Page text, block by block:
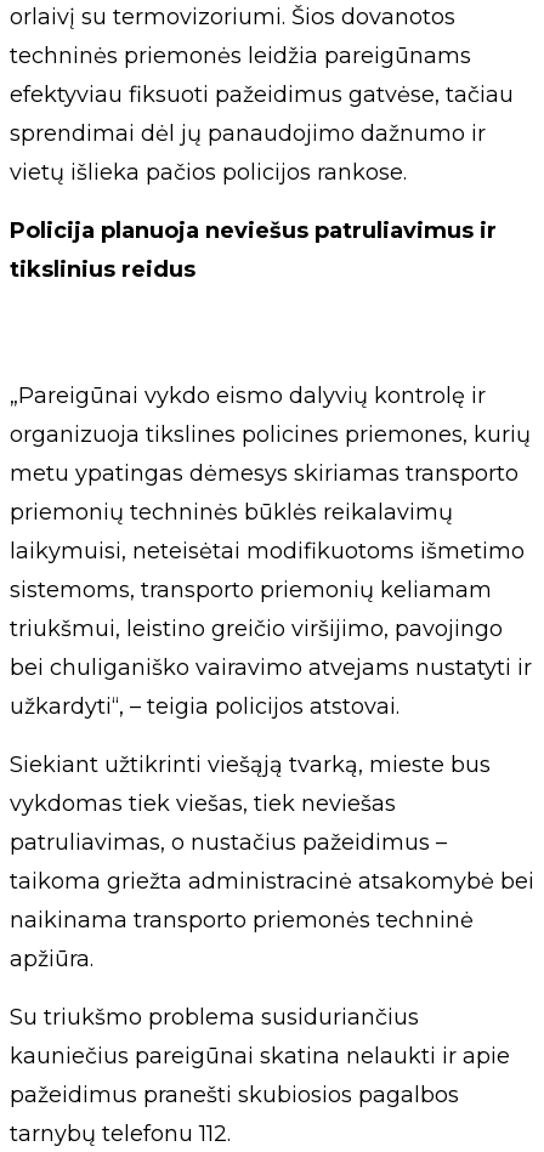
orlaivį su termovizoriumi. Šios dovanotos
techninės priemonės leidžia pareigūnams
efektyviau fiksuoti pažeidimus gatvėse, tačiau
sprendimai dėl jų panaudojimo dažnumo ir
vietų išlieka pačios policijos rankose.
Policija planuoja neviešus patruliavimus ir
tikslinius reidus
„Pareigūnai vykdo eismo dalyvių kontrolę ir
organizuoja tikslines policines priemones, kurių
metu ypatingas dėmesys skiriamas transporto
priemonių techninės būklės reikalavimų
laikymuisi, neteisėtai modifikuotoms išmetimo
sistemoms, transporto priemonių keliamam
triukšmui, leistino greičio viršijimo, pavojingo
bei chuliganiško vairavimo atvejams nustatyti ir
užkardyti“, – teigia policijos atstovai.
Siekiant užtikrinti viešąją tvarką, mieste bus
vykdomas tiek viešas, tiek neviešas
patruliavimas, o nustačius pažeidimus –
taikoma griežta administracinė atsakomybė bei
naikinama transporto priemonės techninė
apžiūra.
Su triukšmo problema susiduriančius
kauniečius pareigūnai skatina nelaukti ir apie
pažeidimus pranešti skubiosios pagalbos
tarnybų telefonu 112.